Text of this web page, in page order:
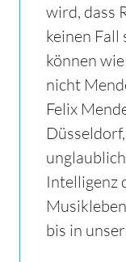
wird, dass
keinen Fall
können
nicht
Felix
Intelligenz
bis in